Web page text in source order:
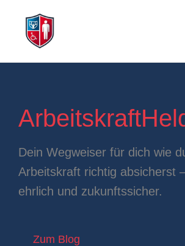
Dein Wegweiser für dich wie
Arbeitskraft richtig absicherst
ehrlich und zukunftssicher.
Zum Blog